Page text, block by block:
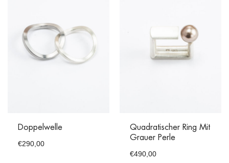
Doppelwelle
€290,00
Quadratischer Ring Mit
Grauer Perle
€490,00